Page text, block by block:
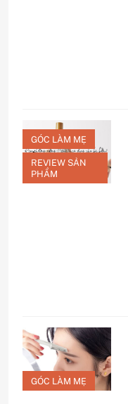
GÓC LÀM MẸ
REVIEW SẢN
PHẨM
GÓC LÀM MẸ